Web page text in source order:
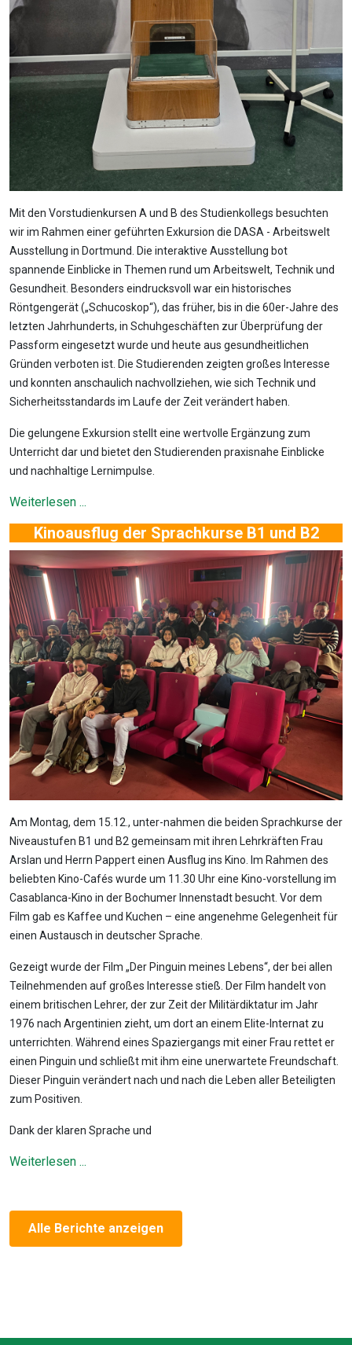
Mit den Vorstudienkursen A und B des Studienkollegs besuchten
wir im Rahmen einer geführten Exkursion die DASA - Arbeitswelt
Ausstellung in Dortmund. Die interaktive Ausstellung bot
spannende Einblicke in Themen rund um Arbeitswelt, Technik und
Gesundheit. Besonders eindrucksvoll war ein historisches
Röntgengerät („Schucoskop“), das früher, bis in die 60er-Jahre des
letzten Jahrhunderts, in Schuhgeschäften zur Überprüfung der
Passform eingesetzt wurde und heute aus gesundheitlichen
Gründen verboten ist. Die Studierenden zeigten großes Interesse
und konnten anschaulich nachvollziehen, wie sich Technik und
Sicherheitsstandards im Laufe der Zeit verändert haben.
Die gelungene Exkursion stellt eine wertvolle Ergänzung zum
Unterricht dar und bietet den Studierenden praxisnahe Einblicke
und nachhaltige Lernimpulse.
Weiterlesen ...
Kinoausflug der Sprachkurse B1 und B2
Am Montag, dem 15.12., unter-nahmen die beiden Sprachkurse der
Niveaustufen B1 und B2 gemeinsam mit ihren Lehrkräften Frau
Arslan und Herrn Pappert einen Ausflug ins Kino. Im Rahmen des
beliebten Kino-Cafés wurde um 11.30 Uhr eine Kino-vorstellung im
Casablanca-Kino in der Bochumer Innenstadt besucht. Vor dem
Film gab es Kaffee und Kuchen – eine angenehme Gelegenheit für
einen Austausch in deutscher Sprache.
Gezeigt wurde der Film „Der Pinguin meines Lebens“, der bei allen
Teilnehmenden auf großes Interesse stieß. Der Film handelt von
einem britischen Lehrer, der zur Zeit der Militärdiktatur im Jahr
1976 nach Argentinien zieht, um dort an einem Elite-Internat zu
unterrichten. Während eines Spaziergangs mit einer Frau rettet er
einen Pinguin und schließt mit ihm eine unerwartete Freundschaft.
Dieser Pinguin verändert nach und nach die Leben aller Beteiligten
zum Positiven.
Dank der klaren Sprache und
Weiterlesen ...
Alle Berichte anzeigen